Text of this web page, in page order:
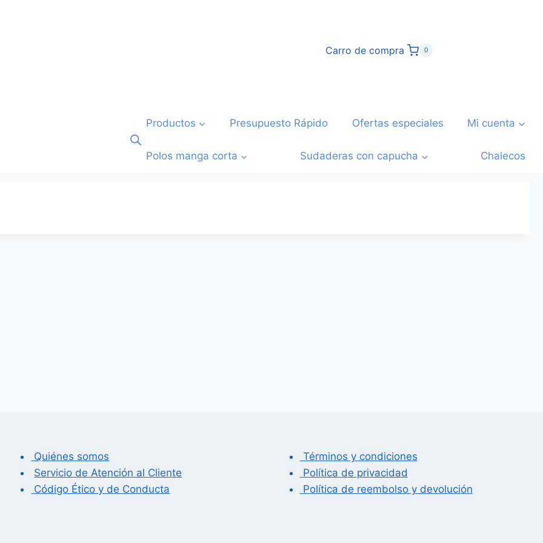
Carro de compra
0
Productos Presupuesto Rápido Ofertas especiales Mi cuenta
Polos manga corta Sudaderas con capucha Chalecos
Quiénes somos
Servicio de Atención al Cliente
Código Ético y de Conducta
Términos y condiciones
Política de privacidad
Política de reembolso y devolución